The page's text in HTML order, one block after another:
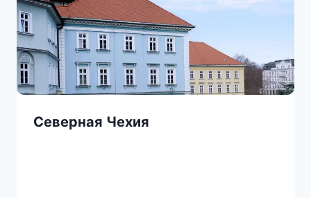
Северная Чехия